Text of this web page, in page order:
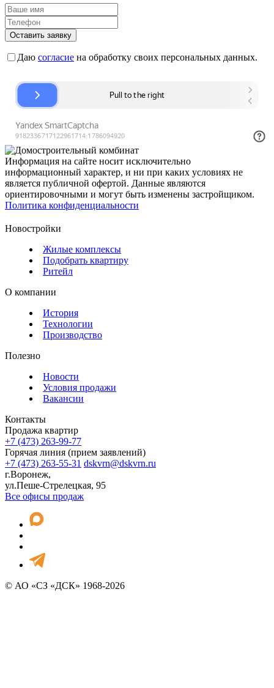
Оставить заявку
Даю согласие на обработку своих персональных данных.
Информация на сайте носит исключительно
информационный характер, и ни при каких условиях не
является публичной офертой. Данные являются
ориентировочными и могут быть изменены застройщиком.
Политика конфиденциальности
Новостройки
Жилые комплексы
Подобрать квартиру
Ритейл
О компании
История
Технологии
Производство
Полезно
Новости
Условия продажи
Вакансии
Контакты
Продажа квартир
+7 (473) 263-99-77
Горячая линия (прием заявлений)
+7 (473) 263-55-31 dskvrn@dskvrn.ru
г.Воронеж,
ул.Пеше-Стрелецкая, 95
Все офисы продаж
© АО «СЗ «ДСК» 1968-2026